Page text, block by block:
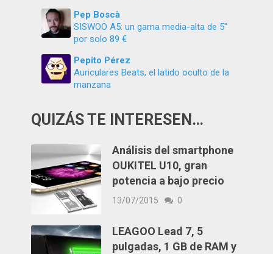
Pep Boscà
SISWOO A5: un gama media-alta de 5″
por solo 89 €
Pepito Pérez
Auriculares Beats, el latido oculto de la
manzana
QUIZÁS TE INTERESEN…
Análisis del smartphone
OUKITEL U10, gran
potencia a bajo precio
13/07/2015 0
LEAGOO Lead 7, 5
pulgadas, 1 GB de RAM y